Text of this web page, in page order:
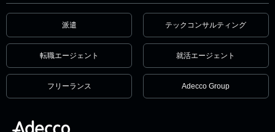
派遣 テックコンサルティング
転職エージェント 就活エージェント
フリーランス Adecco Group